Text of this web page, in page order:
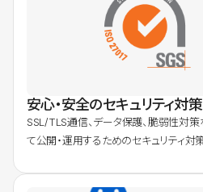
安心・安全のセキュリティ対策
SSL/TLS通信、データ保護、脆弱性対策
て公開・運用するためのセキュリティ対